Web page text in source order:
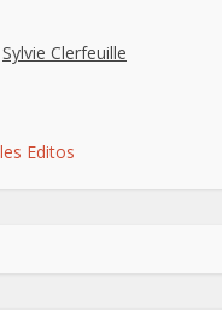
Sylvie Clerfeuille
Editos